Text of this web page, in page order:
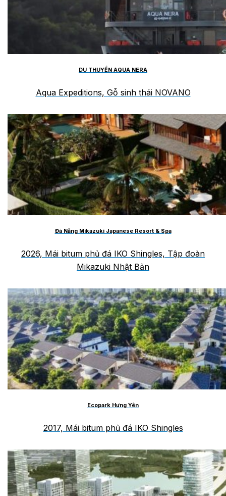
DU THUYỀN AQUA NERA
Aqua Expeditions, Gỗ sinh thái NOVANO
Đà Nẵng Mikazuki Japanese Resort & Spa
2026, Mái bitum phủ đá IKO Shingles, Tập đoàn
Mikazuki Nhật Bản
Ecopark Hưng Yên
2017, Mái bitum phủ đá IKO Shingles